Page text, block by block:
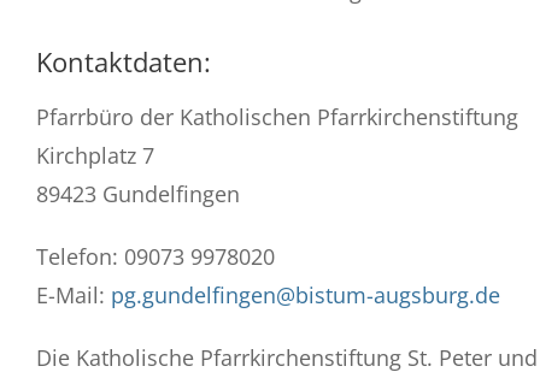
Kontaktdaten:
Pfarrbüro der Katholischen Pfarrkirchenstiftung
Kirchplatz 7
89423 Gundelfingen
Telefon: 09073 9978020
E-Mail: pg.gundelfingen@bistum-augsburg.de
Die Katholische Pfarrkirchenstiftung St. Peter